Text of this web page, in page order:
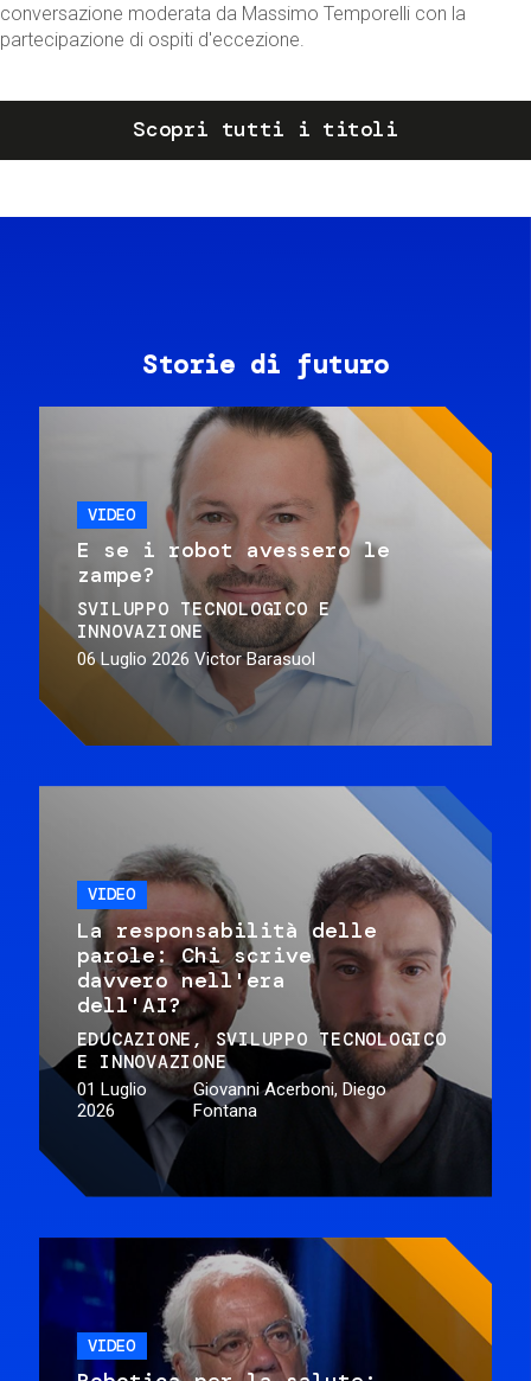
conversazione moderata da Massimo Temporelli con la
partecipazione di ospiti d'eccezione.
Scopri tutti i titoli
Storie di futuro
VIDEO
E se i robot avessero le
zampe?
SVILUPPO TECNOLOGICO E
INNOVAZIONE
06 Luglio 2026 Victor Barasuol
VIDEO
La responsabilità delle
parole: Chi scrive
davvero nell'era
dell'AI?
EDUCAZIONE
SVILUPPO TECNOLOGICO
E INNOVAZIONE
01 Luglio
2026
Giovanni Acerboni, Diego
Fontana
VIDEO